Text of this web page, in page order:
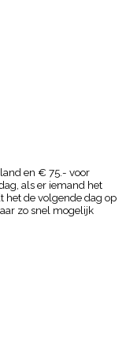
en € 75.- voor
als er iemand het
het de volgende dag op
zo snel mogelijk